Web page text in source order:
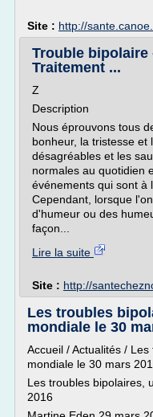
Site : http://
Trouble bipolaire
Traitement ...
Z
Description
Nous éprouvons tous
bonheur, la tristesse et
désagréables et les
normales au quotidien
événements qui sont à
Cependant, lorsque
d'humeur ou des
façon...
Lire la suite
Site : http://
Les troubles
mondiale le 30
Accueil / Actualités /
mondiale le 30 mars
Les troubles bipolaires,
2016